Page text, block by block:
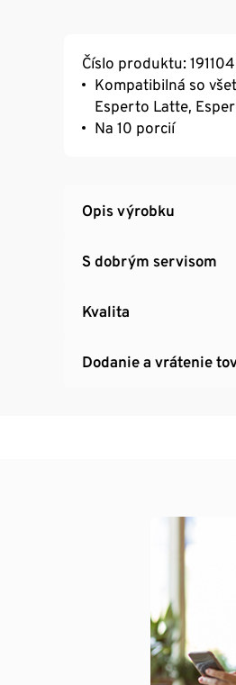
Číslo produktu: 191104
Kompatibilná so
Esperto Latte,
Na 10 porcií
Opis výrobku
S dobrým servisom
Kvalita
Dodanie a vrátenie